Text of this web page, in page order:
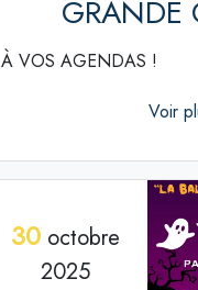
GRANDE
À VOS AGENDAS !
Voir
30 octobre
2025